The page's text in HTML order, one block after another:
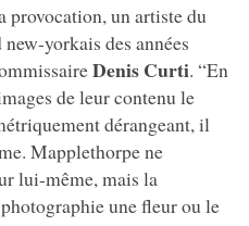
provocation, un artiste du
yorkais des années
Denis Curti. “En
de leur contenu le
dérangeant, il
Mapplethorpe ne
lui-même, mais la
une fleur ou le